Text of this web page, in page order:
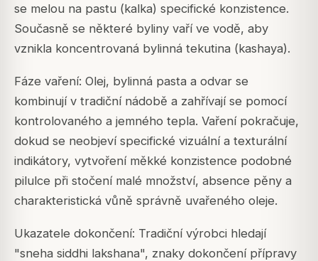
se melou na pastu (kalka) specifické konzistence.
Současně se některé byliny vaří ve vodě, aby
vznikla koncentrovaná bylinná tekutina (kashaya).
Fáze vaření: Olej, bylinná pasta a odvar se
kombinují v tradiční nádobě a zahřívají se pomocí
kontrolovaného a jemného tepla. Vaření pokračuje,
dokud se neobjeví specifické vizuální a texturální
indikátory, vytvoření měkké konzistence podobné
pilulce při stočení malé množství, absence pěny a
charakteristická vůně správně uvařeného oleje.
Ukazatele dokončení: Tradiční výrobci hledají
"sneha siddhi lakshana", znaky dokončení přípravy